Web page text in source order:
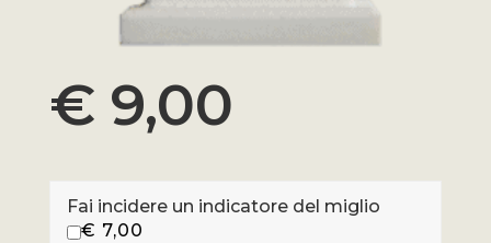
€ 9,00
Fai incidere un indicatore del miglio
€ 7,00